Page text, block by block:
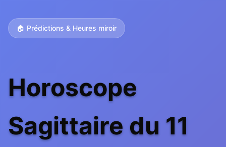
🏠 Prédictions & Heures miroir
Horoscope
Sagittaire du 11